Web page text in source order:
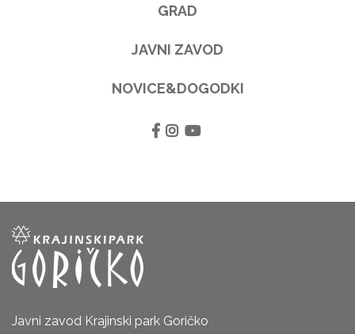
GRAD
JAVNI ZAVOD
NOVICE&DOGODKI
Javni zavod Krajinski park Goričko